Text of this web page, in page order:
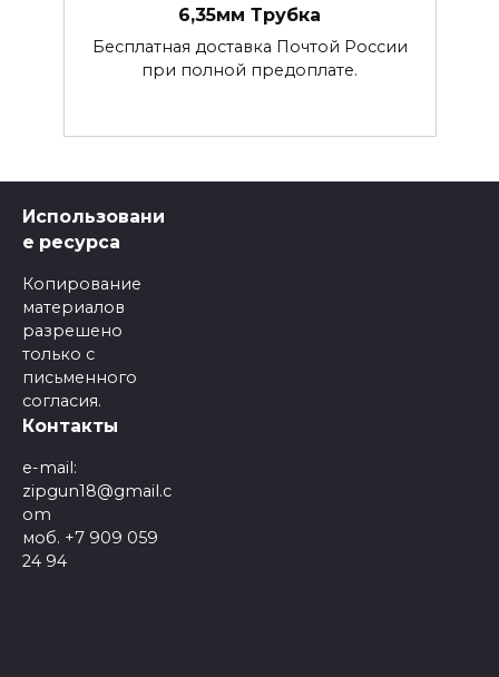
6,35мм Трубка
Бесплатная доставка Почтой России
при полной предоплате.
Использовани
е ресурса
Копирование
материалов
разрешено
только с
письменного
согласия.
Контакты
e-mail:
zipgun18@gmail.c
om
моб. +7 909 059
24 94